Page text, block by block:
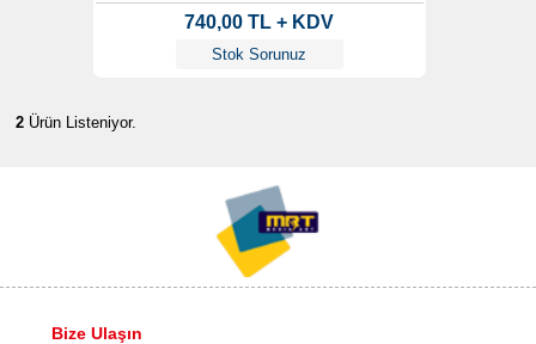
740,00 TL + KDV
Stok Sorunuz
2Ürün Listeniyor.
Bize Ulaşın